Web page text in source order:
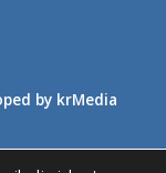
by krMedia